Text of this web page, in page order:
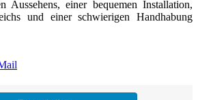
Aussehens, einer bequemen Installation,
und einer schwierigen Handhabung